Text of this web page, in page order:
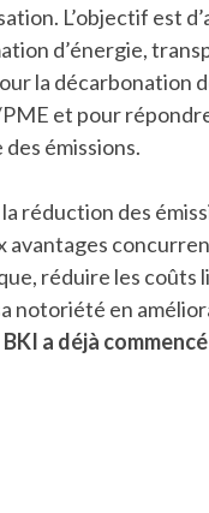
L’objectif est
d’énergie,
la décarbonation
et pour
émissions.
réduction des
avantages
réduire les coûts
notoriété en
BKI a déjà